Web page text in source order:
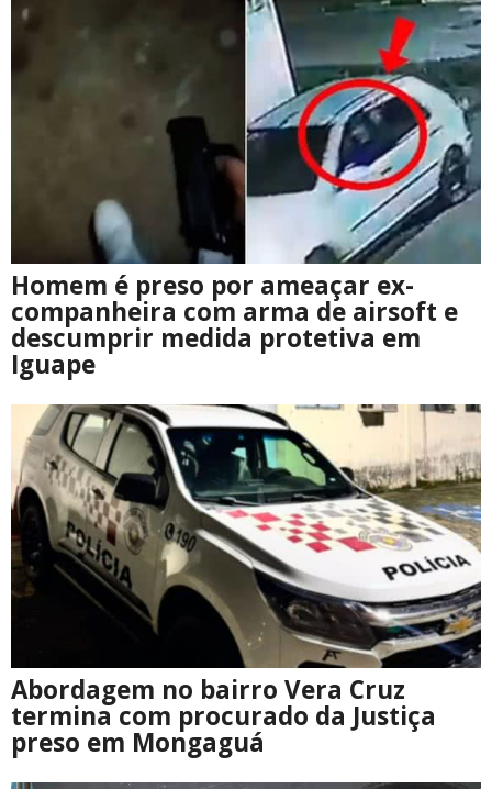
Homem é preso por ameaçar ex-
companheira com arma de airsoft e
descumprir medida protetiva em
Iguape
Abordagem no bairro Vera Cruz
termina com procurado da Justiça
preso em Mongaguá